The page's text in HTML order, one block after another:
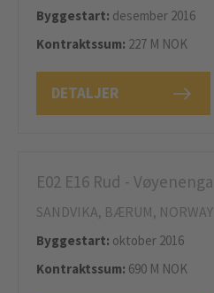
DETALJER
Byggestart: desember 2016
Kontraktssum: 227 M NOK
E02 E16 Rud - Vøyenenga
SANDVIKA, BÆRUM, NORWAY
Byggestart: oktober 2016
Kontraktssum: 690 M NOK